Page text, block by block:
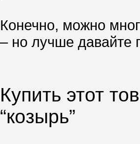
Конечно, можно
– но лучше давайте
Купить этот
“козырь”